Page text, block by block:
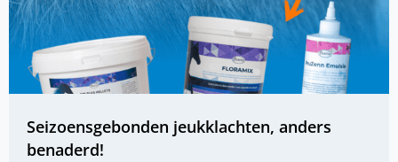
Seizoensgebonden jeukklachten, anders
benaderd!